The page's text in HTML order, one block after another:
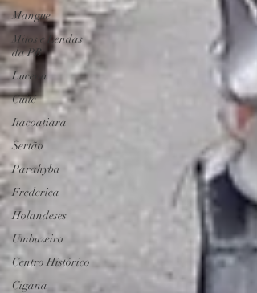
Mangue
Mitos e Lendas
da PB
Lucena
Cuité
Itacoatiara
Sertão
Parahyba
Frederica
Holandeses
Umbuzeiro
Centro Histórico
Cigana